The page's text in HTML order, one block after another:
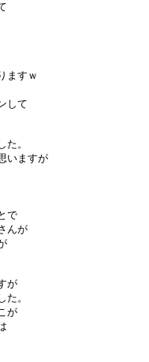
ますｗ
して
。
いますが
で
んが
が
。
が